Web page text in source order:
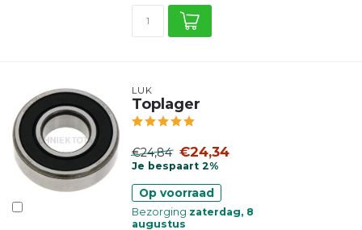
LUK
Toplager
€24,84 €24,34
Je bespaart 2%
Op voorraad
Bezorging zaterdag, 8
augustus